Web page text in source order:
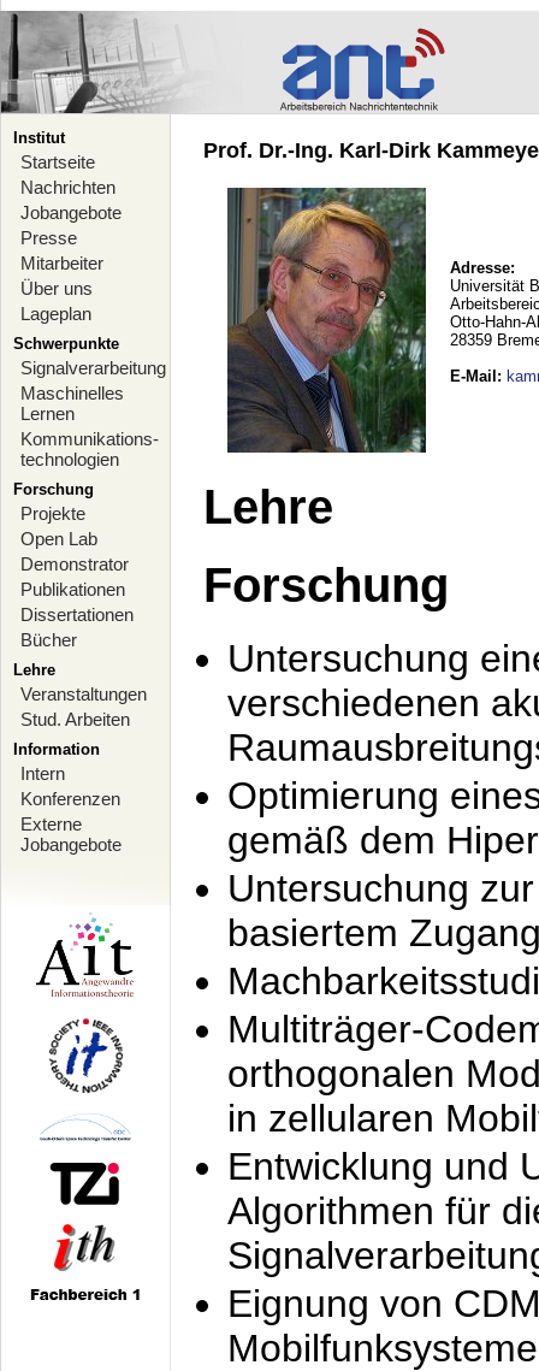
Institut
Startseite
Nachrichten
Jobangebote
Presse
Mitarbeiter
Über uns
Lageplan
Schwerpunkte
Signalverarbeitung
Maschinelles
Lernen
Kommunikations-
technologien
Forschung
Projekte
Open Lab
Demonstrator
Publikationen
Dissertationen
Bücher
Lehre
Veranstaltungen
Stud. Arbeiten
Information
Intern
Konferenzen
Externe
Jobangebote
Prof. Dr.-Ing. Karl-Dirk
Adresse:
Universität
Otto-Hahn-
28359
E-Mail :
Lehre
Forschung
Untersuchung
verschiedenen
Optimierung
gemäß dem
Untersuchung
basiertem
Multiträger-
orthogonalen
in zellularen
Entwicklung und
Algorithmen für
Eignung von
Mobilfunksysteme